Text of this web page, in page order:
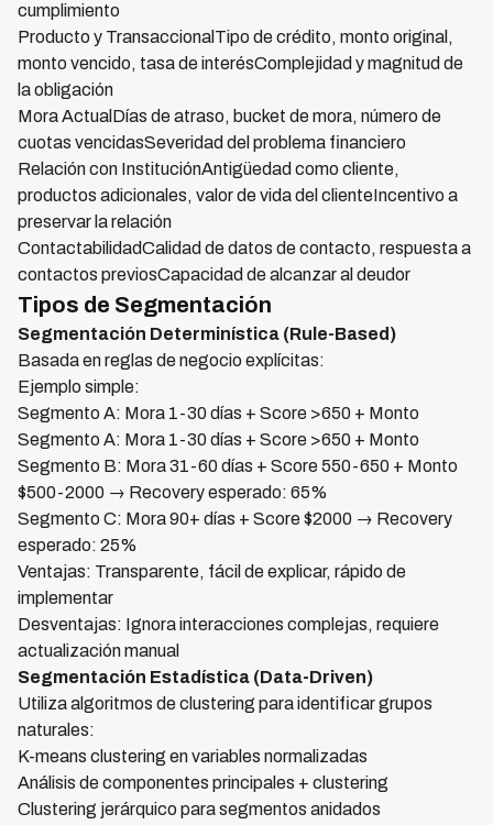
cumplimiento
Producto y TransaccionalTipo de crédito, monto original,
monto vencido, tasa de interésComplejidad y magnitud de
la obligación
Mora ActualDías de atraso, bucket de mora, número de
cuotas vencidasSeveridad del problema financiero
Relación con InstituciónAntigüedad como cliente,
productos adicionales, valor de vida del clienteIncentivo a
preservar la relación
ContactabilidadCalidad de datos de contacto, respuesta a
contactos previosCapacidad de alcanzar al deudor
Tipos de Segmentación
Segmentación Determinística (Rule-Based)
Basada en reglas de negocio explícitas:
Ejemplo simple:
Segmento A: Mora 1-30 días + Score >650 + Monto
Segmento A: Mora 1-30 días + Score >650 + Monto
Segmento B: Mora 31-60 días + Score 550-650 + Monto
$500-2000 → Recovery esperado: 65%
Segmento C: Mora 90+ días + Score $2000 → Recovery
esperado: 25%
Ventajas: Transparente, fácil de explicar, rápido de
implementar
Desventajas: Ignora interacciones complejas, requiere
actualización manual
Segmentación Estadística (Data-Driven)
Utiliza algoritmos de clustering para identificar grupos
naturales:
K-means clustering en variables normalizadas
Análisis de componentes principales + clustering
Clustering jerárquico para segmentos anidados